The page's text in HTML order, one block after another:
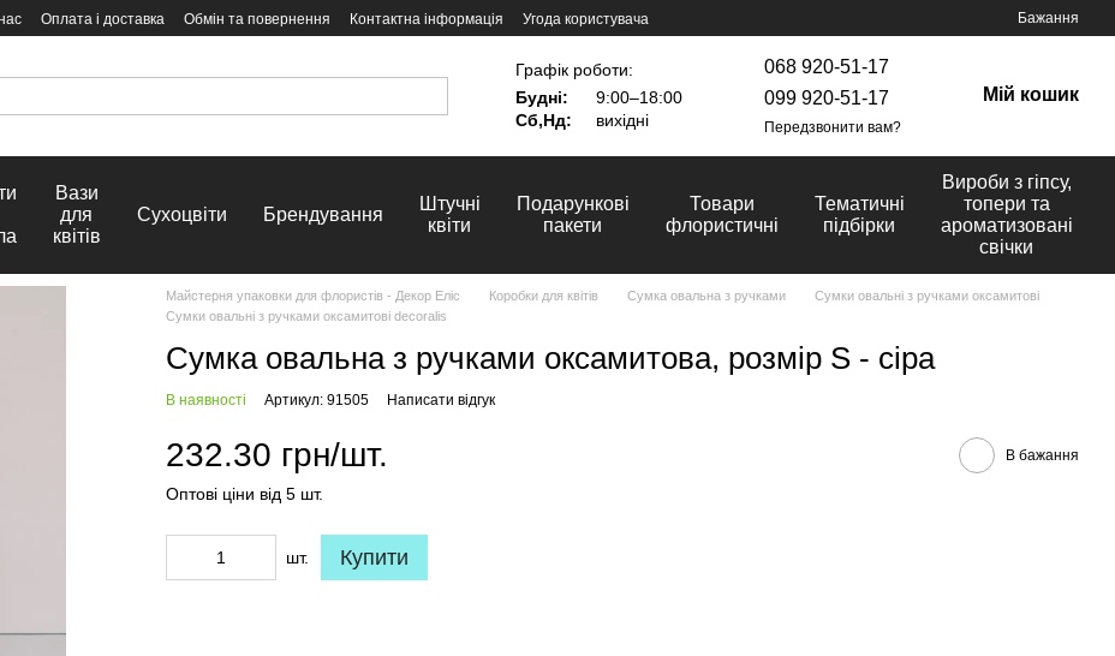
Оплата і доставка Обмін та повернення Контактна інформація Угода користувача Бажання
Графік роботи:
Будні:
9:00–18:00
Сб,Нд:
вихідні
068 920-51-17
099 920-51-17
Передзвонити вам?
Мій кошик
Вази
для
квітів
Сухоцвіти Брендування
Штучні
квіти
Подарункові
пакети
Товари
флористичні
Тематичні
підбірки
Вироби з гіпсу,
топери та
ароматизовані
свічки
Майстерня упаковки для флористів - Декор Еліс Коробки для квітів Сумка овальна з ручками
Сумки овальні з ручками оксамитові
Сумки овальні з ручками оксамитові decoralis
Сумка овальна з ручками оксамитова, розмір S - сіра
В наявності Артикул: 91505 Написати відгук
232.30 грн/шт. В бажання
Оптові ціни від 5 шт.
шт. Купити